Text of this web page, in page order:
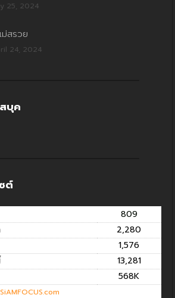
25, 2024
ม่สรวย
24, 2024
บุค
ต์
809
2,280
1,576
13,281
568K
SiAMFOCUS.com